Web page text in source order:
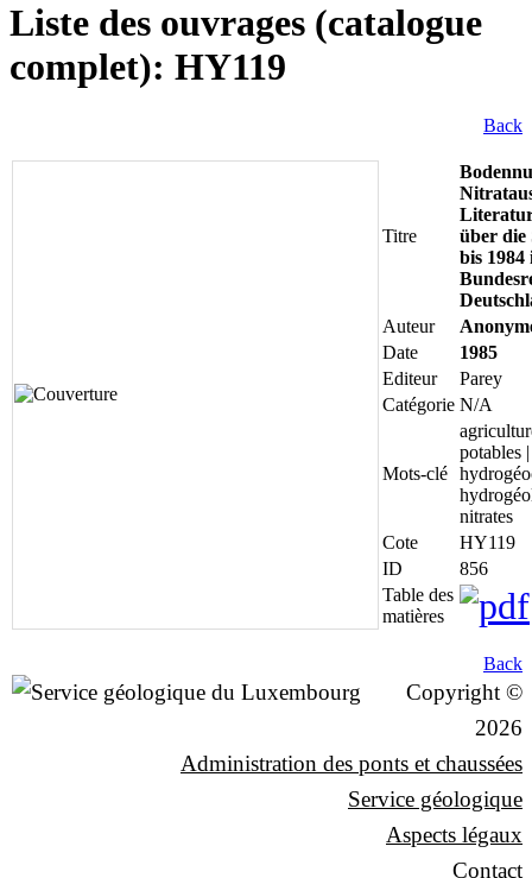
Liste des ouvrages (catalogue
complet): HY119
Back
Titre
über die
bis 1984
Auteur
Date
1985
Editeur
Parey
Catégorie N/A
Mots-clé
potables |
nitrates
Cote
HY119
ID
856
Table des
matières
Back
Copyright ©
2026
Administration des ponts et chaussées
Service géologique
Aspects légaux
Contact